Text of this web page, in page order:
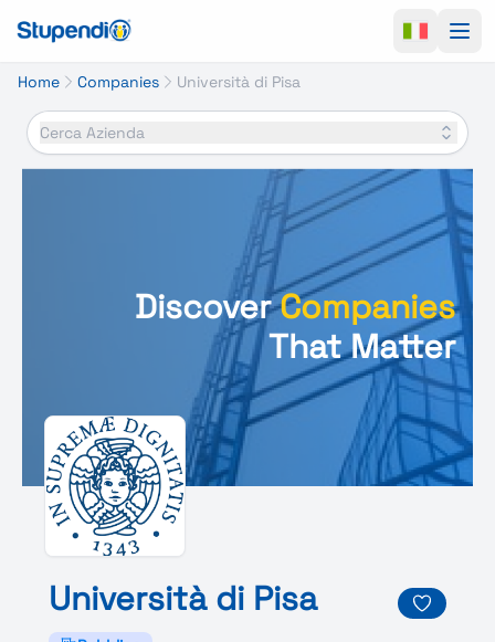
Home Companies Università di Pisa
Cerca Azienda
DiscoverCompanies
That Matter
Università di Pisa